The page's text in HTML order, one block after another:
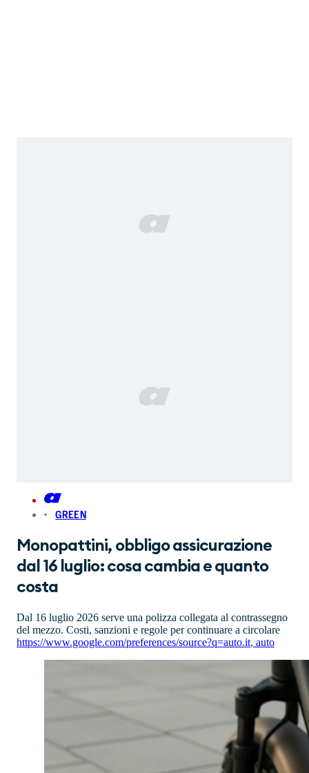
GREEN
Monopattini, obbligo assicurazione
dal 16 luglio: cosa cambia e quanto
costa
Dal 16 luglio 2026 serve una polizza collegata al contrassegno
del mezzo. Costi, sanzioni e regole per continuare a circolare
https://www.google.com/preferences/source?q=auto.it, auto